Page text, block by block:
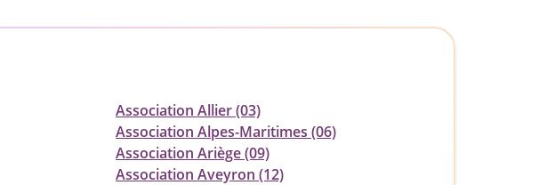
Association Allier (03)
Association Alpes-Maritimes (06)
Association Ariège (09)
Association Aveyron (12)